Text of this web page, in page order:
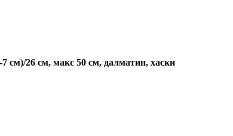
см)/26 см, макс 50 см, далматин, хаски